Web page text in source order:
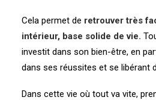
Cela permet de retrouver très
intérieur, base solide de vie.
investit dans son bien-être, en
dans ses réussites et se libérant
Dans cette vie où tout va vite,